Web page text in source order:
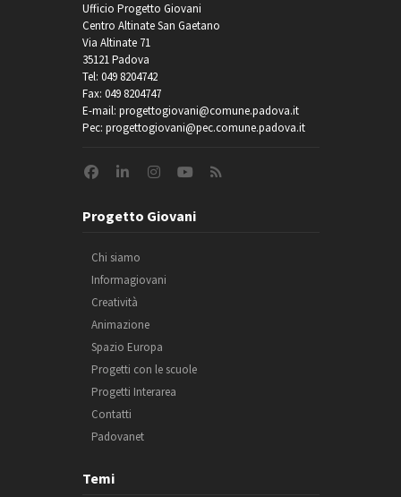
Ufficio Progetto Giovani
Centro Altinate San Gaetano
Via Altinate 71
35121 Padova
Tel: 049 8204742
Fax: 049 8204747
E-mail: progettogiovani@comune.padova.it
Pec: progettogiovani@pec.comune.padova.it
Progetto Giovani
Chi siamo
Informagiovani
Creatività
Animazione
Spazio Europa
Progetti con le scuole
Progetti Interarea
Contatti
Padovanet
Temi